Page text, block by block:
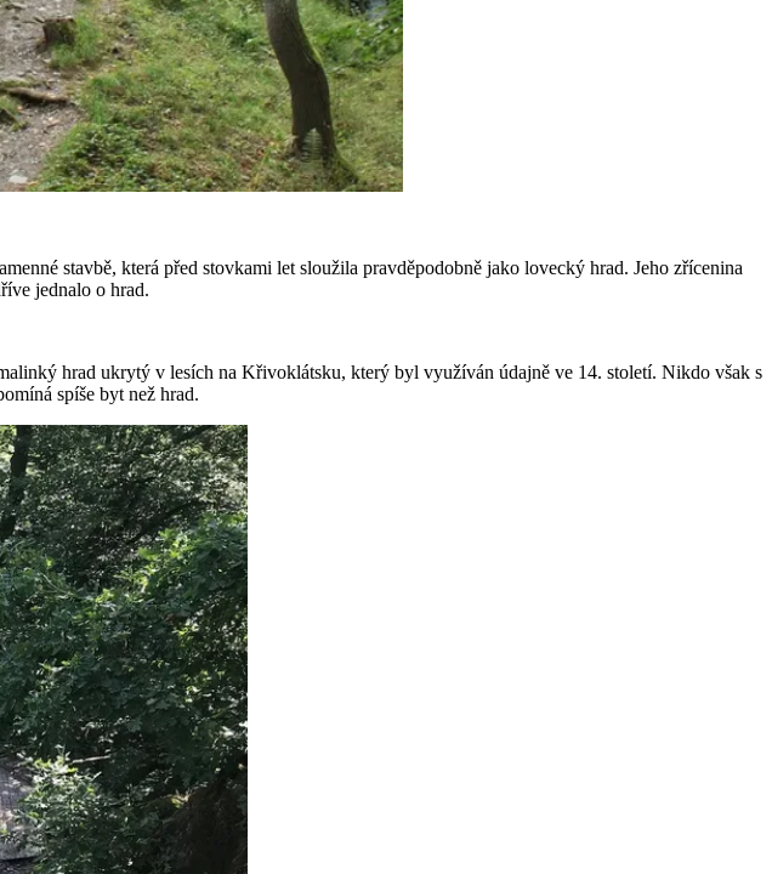
stavbě, která před stovkami let sloužila pravděpodobně jako lovecký hrad. Jeho zřícenina
jednalo o hrad.
hrad ukrytý v lesích na Křivoklátsku, který byl využíván údajně ve 14. století. Nikdo však s
spíše byt než hrad.